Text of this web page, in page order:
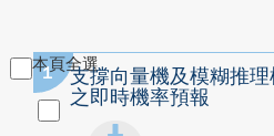
本頁全選
1
支撐向量機及模糊推
之即時機率預報